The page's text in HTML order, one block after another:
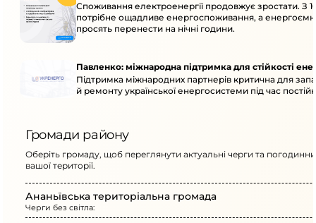
Споживання електроенергії продовжує зростати. З
потрібне ощадливе енергоспоживання, а
просять перенести на нічні години.
Павленко: міжнародна підтримка для стійкості
Підтримка міжнародних партнерів критична для
й ремонту української енергосистеми під час
Громади району
Оберіть громаду, щоб переглянути актуальні черги та
вашої території.
Ананьївська територіальна громада
Черги без світла: